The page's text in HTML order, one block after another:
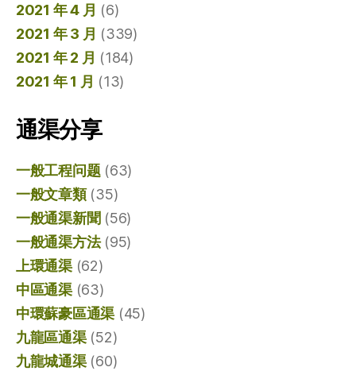
2021 年 4 月 (6)
2021 年 3 月 (339)
2021 年 2 月 (184)
2021 年 1 月 (13)
通渠分享
一般工程问题(63)
一般文章類(35)
一般通渠新聞 (56)
一般通渠方法(95)
上環通渠(62)
中區通渠(63)
中環蘇豪區通渠 (45)
九龍區通渠(52)
九龍城通渠(60)